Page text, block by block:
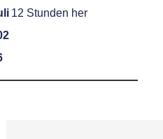
12 Stunden her